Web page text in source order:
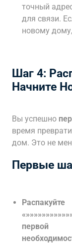
точный
для связи.
новому
Шаг 4:
Начните
Вы успешно
время
дом. Это не
Первые
Распакуйте
первой